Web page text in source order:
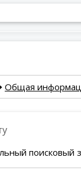
Общая
поисковый